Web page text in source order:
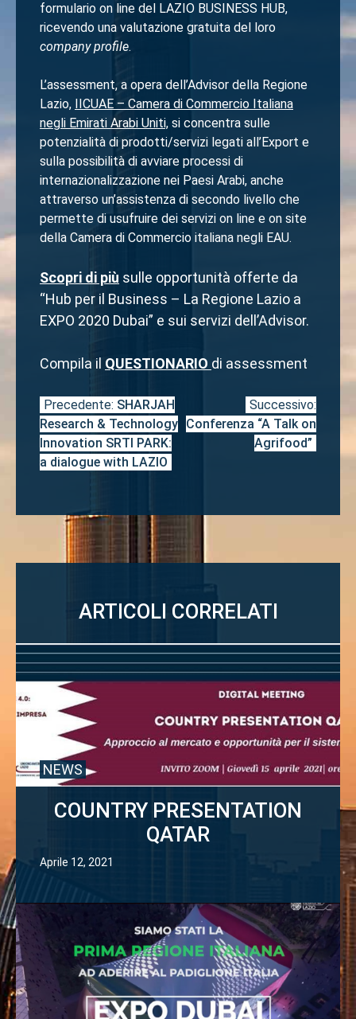
formulario on line del LAZIO BUSINESS HUB,
ricevendo una valutazione gratuita del loro
company profile.
L’assessment, a opera dell’Advisor della Regione
Lazio, IICUAE – Camera di Commercio Italiana
negli Emirati Arabi Uniti, si concentra sulle
potenzialità di prodotti/servizi legati all’Export e
sulla possibilità di avviare processi di
internazionalizzazione nei Paesi Arabi, anche
attraverso un’assistenza di secondo livello che
permette di usufruire dei servizi on line e on site
della Camera di Commercio italiana negli EAU.
Scopri di più sulle opportunità offerte da
“Hub per il Business – La Regione Lazio a
EXPO 2020 Dubai” e sui servizi dell’Advisor.
Compila il QUESTIONARIO di assessment
Navigazione
articoli
Precedente: SHARJAH
Research & Technology
Innovation SRTI PARK:
a dialogue with LAZIO
Successivo:
Conferenza “A Talk on
Agrifood”
ARTICOLI CORRELATI
COUNTRY PRESENTATION
QATAR
Aprile 12, 2021
NEWS